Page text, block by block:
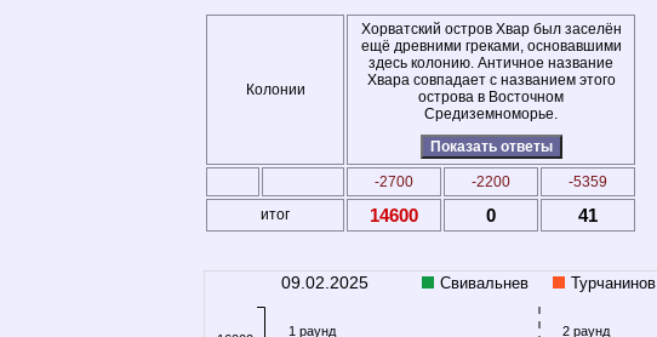
Колонии
Хорватский остров Хвар был заселён
ещё древними греками, основавшими
здесь колонию. Античное название
Хвара совпадает с названием этого
острова в Восточном
Средиземноморье.
Показать ответы
-2700 -2200
-5359
итог
14600 0 41
09.02.2025
1 раунд 2 раунд
Свивальнев Турчанинов